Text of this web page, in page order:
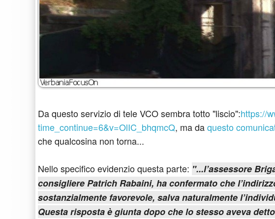
Da questo servizio di tele VCO sembra totto "liscio":https://
time_continue=6&v=OlIC_bhqmcQ, ma daquesto
che qualcosina non torna...
Nello specifico evidenzio questa parte: "...l’assessore
consigliere Patrich Rabaini, ha confermato che
sostanzialmente favorevole, salva naturalmente
Questa risposta è giunta dopo che lo stesso aveva